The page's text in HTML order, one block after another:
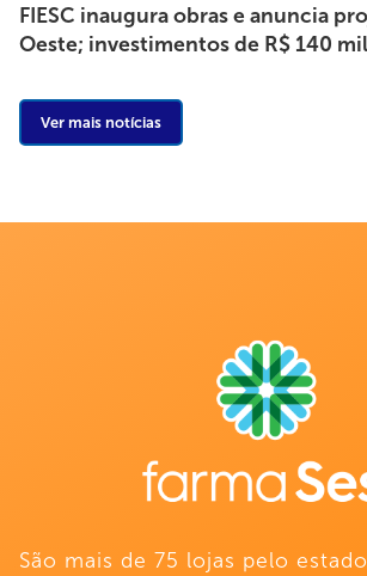
FIESC inaugura obras e anuncia
Oeste; investimentos de R$ 140
Ver mais notícias
São mais de 75 lojas pelo